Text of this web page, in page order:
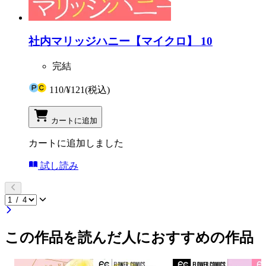
社内マリッジハニー【マイクロ】 10
完結
110/¥121(税込)
カートに追加
カートに追加しました
試し読み
この作品を読んだ人におすすめの作品